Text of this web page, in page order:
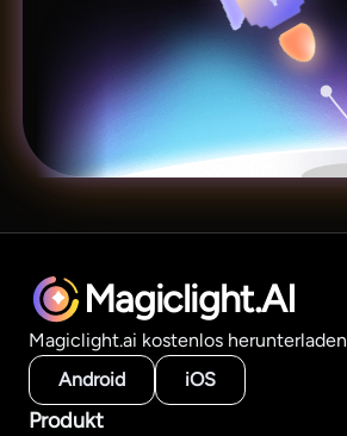
Magiclight.AI
Magiclight.ai kostenlos herunterladen
Android
iOS
Produkt